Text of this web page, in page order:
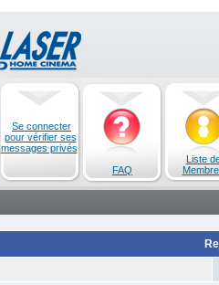
Se connecter
pour vérifier ses
messages privés
FAQ
Liste